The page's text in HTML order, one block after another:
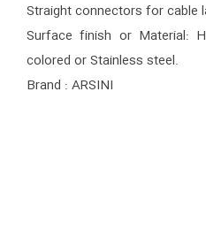
Straight connectors for cable
Surface finish or Material:
colored or Stainless steel.
Brand : ARSINI